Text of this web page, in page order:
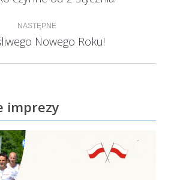
NASTĘPNE
Następny
Nowego Roku!
imprezy